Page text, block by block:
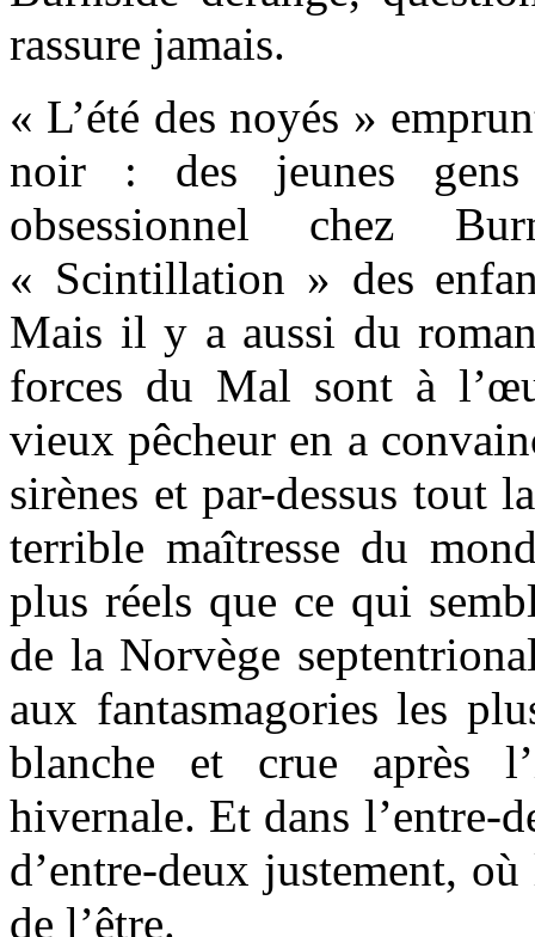
rassure jamais.
« L’été des noyés »
noir : des jeunes gens
obsessionnel chez
« Scintillation » des
Mais il y a aussi du
forces du Mal sont à
vieux pêcheur en a
sirènes et par-dessus tout
terrible maîtresse du
plus réels que ce qui
de la Norvège
aux fantasmagories les
blanche et crue après
hivernale. Et dans l’entre-
d’entre-deux justement,
de l’être.